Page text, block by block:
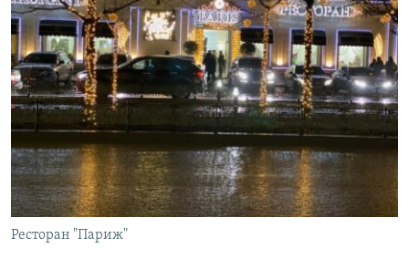
Ресторан "Париж"